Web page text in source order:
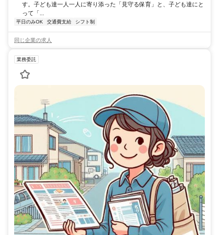
す。子ども達一人一人に寄り添った「見守る保育」と、子ども達にと
って「...
平日のみOK 交通費支給 シフト制
同じ企業の求人
業務委託